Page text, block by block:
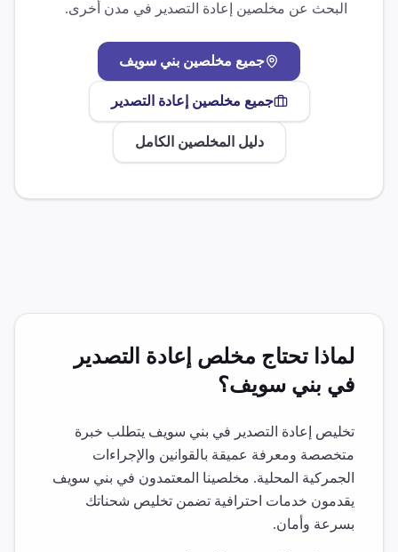
البحث عن مخلصين
إعادة التصدير في مدن أخرى.
جميع مخلصين بني سويف
جميع مخلصين إعادة التصدير
دليل المخلصين الكامل
لماذا تحتاج مخلص إعادة التصدير
في بني سويف؟
تخليص إعادة التصدير في بني سويف يتطلب خبرة
متخصصة ومعرفة عميقة بالقوانين والإجراءات
الجمركية المحلية. مخلصينا المعتمدون في بني سويف
يقدمون خدمات احترافية تضمن تخليص شحناتك
بسرعة وأمان.